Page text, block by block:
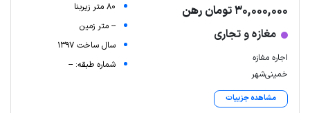
30,000,000 تومان رهن
مغازه و تجاری
اجاره مغازه
خمینی‌شهر
مشاهده جزییات
80 متر زیربنا
-- متر زمین
سال ساخت 1397
شماره طبقه: --